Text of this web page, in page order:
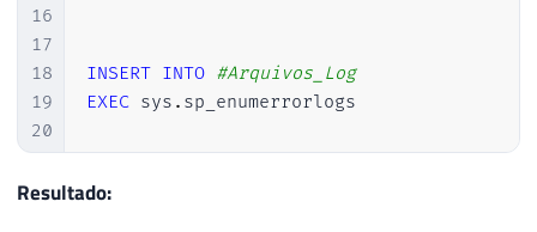
16
17
18
19
20
21
22
INSERT INTO #Arquivos_Log
EXEC sys . sp_enumerrorlogs
DECLARE
Resultado: